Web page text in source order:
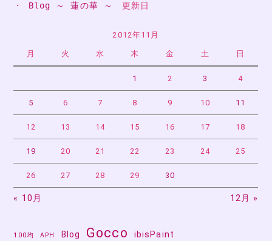
・ Blog ～ 蓮の華 ～ 更新日
2012年11月
月 火 水 木 金 土 日
1 2 3 4
5 6 7 8 9 10 11
12 13 14 15 16 17 18
19 20 21 22 23 24 25
26 27 28 29 30
« 10月 12月 »
100均 APH Blog Gocco ibisPaint